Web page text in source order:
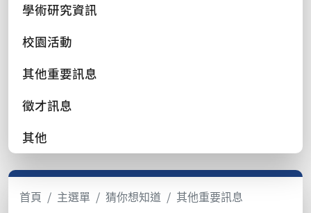
學術研究資訊
校園活動
其他重要訊息
徵才訊息
其他
首頁 主選單 猜你想知道 其他重要訊息